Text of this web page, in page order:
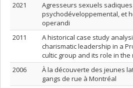
2021
Agresseurs sexuels
psychodéveloppemental, et
operandi
2011
A historical case study
charismatic leadership in a
cultic group and its role in
2006
À la découverte des jeunes
gangs de rue à Montréal